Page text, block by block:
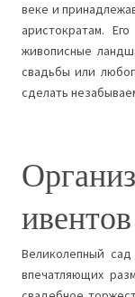
веке и
аристократам.
живописные
свадьбы или
сделать
ивентов
Великолепный
впечатляющих